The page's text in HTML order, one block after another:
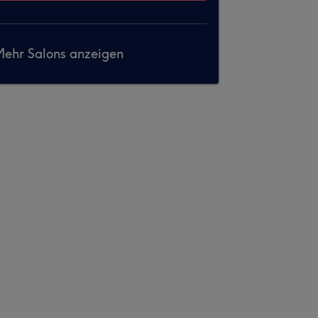
Salons anzeigen